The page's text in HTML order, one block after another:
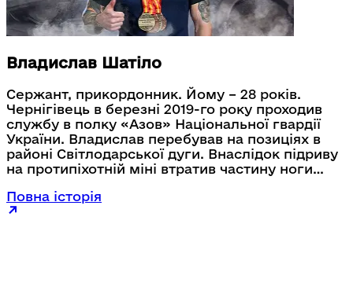
Владислав Шатіло
Сержант, прикордонник. Йому – 28 років.
Чернігівець в березні 2019-го року проходив
службу в полку «Азов» Національної гвардії
України. Владислав перебував на позиціях в
районі Світлодарської дуги. Внаслідок підриву
на протипіхотній міні втратив частину ноги
пройшов реабілітацію й досі перебуває на
військовій службі. Прикордонник активно
Повна історія